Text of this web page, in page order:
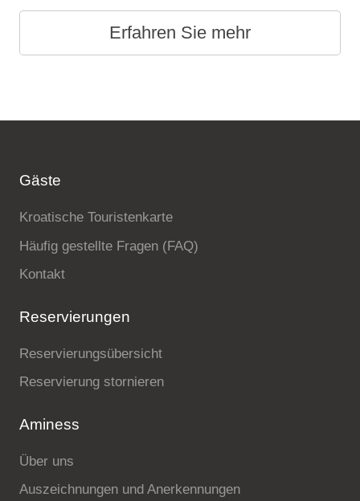
Erfahren Sie mehr
Gäste
Kroatische Touristenkarte
Häufig gestellte Fragen (FAQ)
Kontakt
Reservierungen
Reservierungsübersicht
Reservierung stornieren
Aminess
Über uns
Auszeichnungen und Anerkennungen